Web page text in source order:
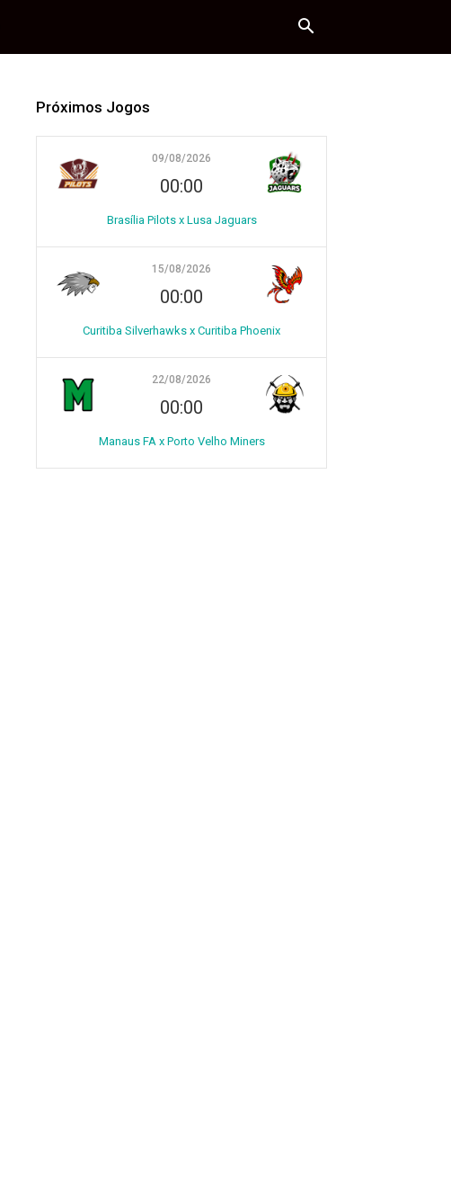
Próximos Jogos
09/08/2026
00:00
Brasília Pilots x Lusa Jaguars
15/08/2026
00:00
Curitiba Silverhawks x Curitiba Phoenix
22/08/2026
00:00
Manaus FA x Porto Velho Miners